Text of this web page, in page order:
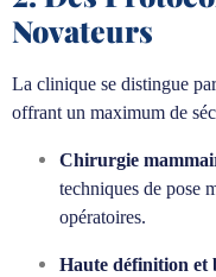
Novateurs
La clinique se distingue
offrant un maximum de
Chirurgie
techniques de pose
opératoires.
Haute définition et